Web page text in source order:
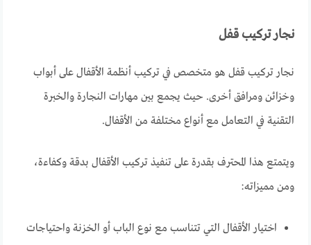
نجار تركيب قفل
نجار تركيب قفل هو متخصص في تركيب أنظمة الأقفال على أبواب
وخزائن ومرافق أخرى. حيث يجمع بين مهارات النجارة والخبرة
التقنية في التعامل مع أنواع مختلفة من الأقفال.
ويتمتع هذا المحترف بقدرة على تنفيذ تركيب الأقفال بدقة وكفاءة،
ومن مميزاته:
اختيار الأقفال التي تتناسب مع نوع الباب أو الخزنة واحتياجات